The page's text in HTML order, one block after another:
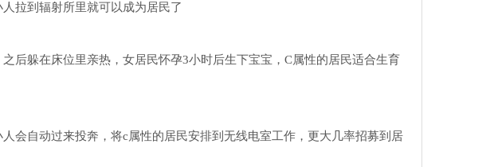
拉到辐射所里就可以成为居民了
后躲在床位里亲热，女居民怀孕3小时后生下宝宝，C属性的居民适合生育
会自动过来投奔，将c属性的居民安排到无线电室工作，更大几率招募到居